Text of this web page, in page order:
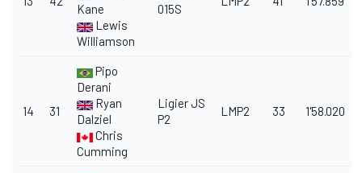
Kane
Lewis
Williamson
015S
14 31
Pipo
Derani
Ryan
Dalziel
Chris
Cumming
Ligier JS
P2
LMP2 33 1'58.020